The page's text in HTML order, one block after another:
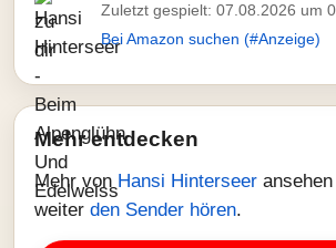
Zuletzt gespielt: 07.08.2026 um
Bei Amazon suchen (#Anzeige)
Mehr entdecken
Mehr von Hansi Hinterseer
weiter den Sender hören.